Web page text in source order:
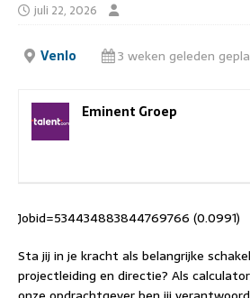
juli 22, 2026
Venlo 3 weken geleden
Eminent Groep
Jobid=534434883844769766 (0.0991)
Sta jij in je kracht als belangrijke
projectleiding en directie? Als